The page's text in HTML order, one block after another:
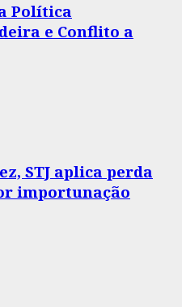
Política
e Conflito a
STJ aplica perda
importunação